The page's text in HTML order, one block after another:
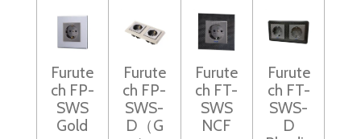
Furute
ch FP-
SWS
Gold
Furute
ch FP-
SWS-
D（G
Furute
ch FT-
SWS
NCF
Furute
ch FT-
SWS-
D